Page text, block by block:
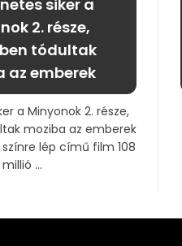
siker a
2. része,
tódultak
az emberek
a Minyonok 2. része,
moziba az emberek
színre lép című film 108
millió ...